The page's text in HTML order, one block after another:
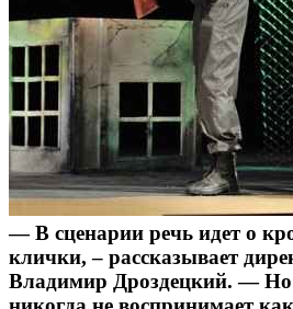
— В сценарии речь идет о
клички, – рассказывает
Владимир Дроздецкий. — Но